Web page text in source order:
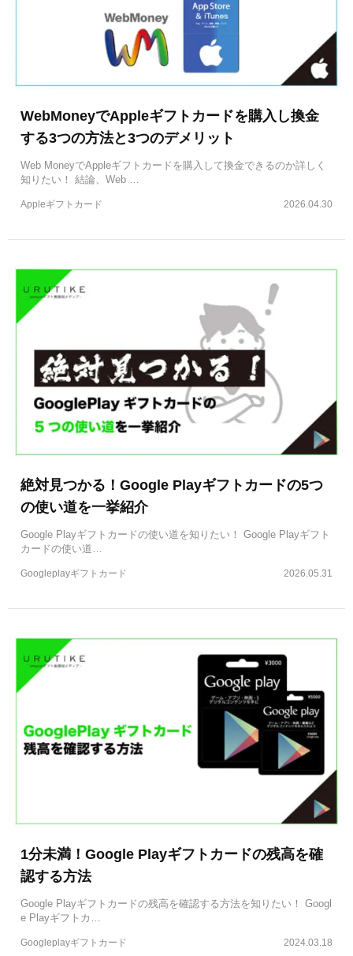
WebMoneyでAppleギフトカードを購入し換金
する3つの方法と3つのデメリット
Web MoneyでAppleギフトカードを購入して換金できるのか詳しく
知りたい！ 結論、Web …
2026.04.30
Appleギフトカード
絶対見つかる！Google Playギフトカードの5つ
の使い道を一挙紹介
Google Playギフトカードの使い道を知りたい！ Google Playギフト
カードの使い道…
2026.05.31
Googleplayギフトカード
1分未満！Google Playギフトカードの残高を確
認する方法
Google Playギフトカードの残高を確認する方法を知りたい！ Googl
e Playギフトカ…
2024.03.18
Googleplayギフトカード